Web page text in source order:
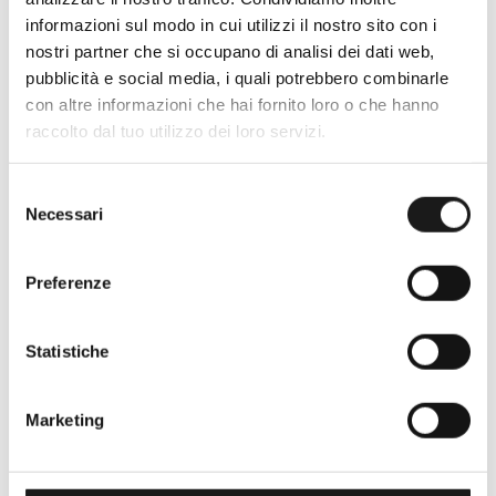
informazioni sul modo in cui utilizzi il nostro sito con i
nostri partner che si occupano di analisi dei dati web,
pubblicità e social media, i quali potrebbero combinarle
con altre informazioni che hai fornito loro o che hanno
raccolto dal tuo utilizzo dei loro servizi.
delNecessari
Preferenze
Statistiche
Marketing
Oltre 30 anni di esperienza
Nato nel 1990 con il nome di Rifugio
Roma, RRTrek è il punto di riferimento
clienti con professionalità, rendendo